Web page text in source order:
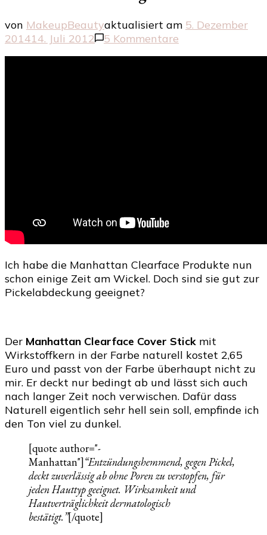
von MakeupBeautyaktualisiert am 5. Dezember
201414. Juli 2012 5 Kommentare
Ich habe die Manhattan Clearface Produkte nun
schon einige Zeit am Wickel. Doch sind sie gut zur
Pickelabdeckung geeignet?
Der Manhattan Clearface Cover Stick mit
Wirkstoffkern in der Farbe naturell kostet 2,65
Euro und passt von der Farbe überhaupt nicht zu
mir. Er deckt nur bedingt ab und lässt sich auch
nach langer Zeit noch verwischen. Dafür dass
Naturell eigentlich sehr hell sein soll, empfinde ich
den Ton viel zu dunkel.
[quote author="-
Manhattan"]“Entzündungshemmend, gegen Pickel,
deckt zuverlässig ab ohne Poren zu verstopfen, für
jeden Hauttyp geeignet. Wirksamkeit und
Hautverträglichkeit dermatologisch
bestätigt.”[/quote]